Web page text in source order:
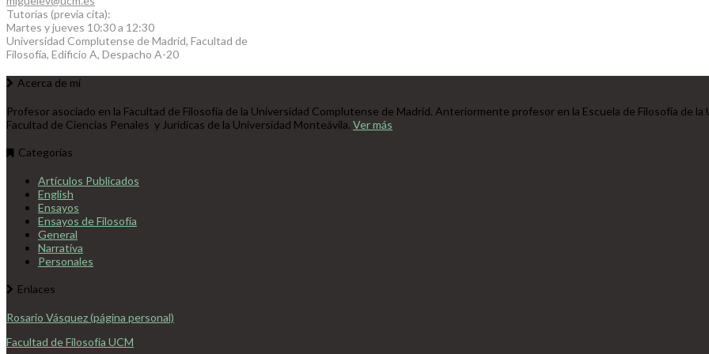
Tutorías (previa cita):
Martes y jueves 10:30 a 12:30
Universidad Complutense de Madrid, Facultad de
Filosofía, Edificio A, Despacho A-20
Acerca de mí
Profesor asociado en la Facultad de Filosofía de la Universidad Complutense de Madrid. Anteriormente profesor en la Escuela de Filosofía de la
Facultad de Ciencias Penales y Jurídicas de la Universidad Monteávila. Ver más
Categorías
Artículos Publicados
English
Ensayos
Ensayos de Filosofía
General
Narrativa
Personales
Enlaces
Rosario Vásquez (página personal)
Facultad de Filosofía UCM